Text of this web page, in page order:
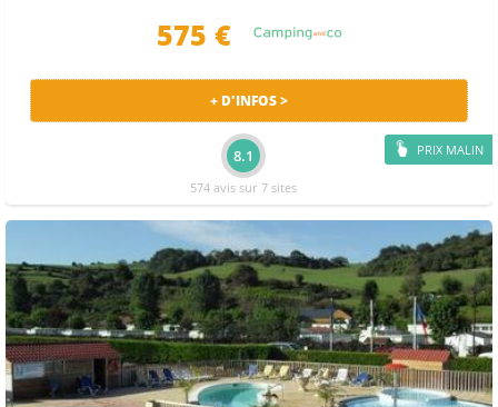
575 €
PRIX MALIN
+ D'INFOS >
8.1
574 avis sur 7 sites